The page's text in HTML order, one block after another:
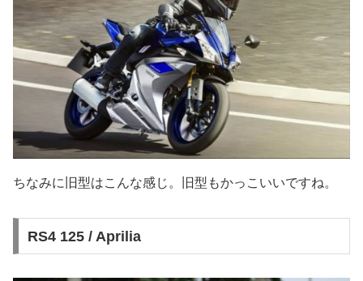
ちなみに旧型はこんな感じ。旧型もかっこいいですね。
RS4 125 / Aprilia